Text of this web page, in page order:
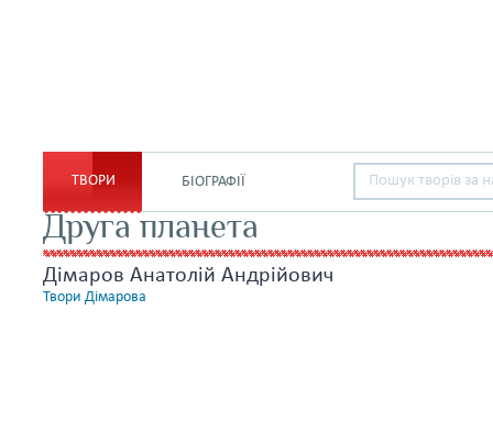
ТВОРИ БІОГРАФІЇ
Друга планета
Дімаров Анатолій Андрійович
Твори Дімарова